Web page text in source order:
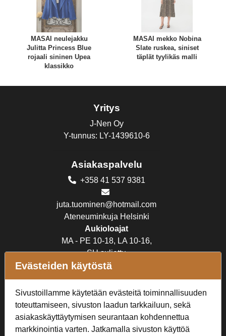
MASAI neulejakku
Julitta Princess Blue
rojaali sininen Upea
klassikko
MASAI mekko Nobina
Slate ruskea, siniset
täplät tyylikäs malli
Yritys
J-Nen Oy
Y-tunnus: LY-1439610-6
Asiakaspalvelu
+358 41 537 9381
juta.tuominen@hotmail.com
Ateneuminkuja Helsinki
Aukioloajat
MA - PE 10-18, LA 10-16,
SU suljettu
Verkkokauppa
Tilaus- ja toimitusehdot
Rekisteriseloste
Evästeiden käytöstä
Sivustoillamme käytetään evästeitä toiminnallisuuden
toteuttamiseen, sivuston laadun tarkkailuun, sekä
asiakaskäyttäytymisen seurantaan kohdennettua
markkinointia varten. Jatkamalla sivuston käyttöä